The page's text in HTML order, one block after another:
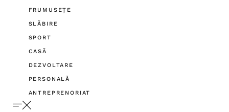
FRUMUSEȚE
SLĂBIRE
SPORT
CASĂ
DEZVOLTARE
PERSONALĂ
ANTREPRENORIAT